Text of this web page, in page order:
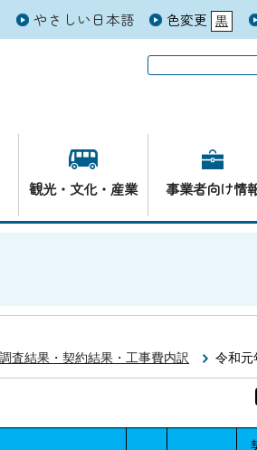
やさしい日本語 色変更 黒
青
白
観光・文化・産業 事業者向け情
査結果・契約結果・工事費内訳 令和